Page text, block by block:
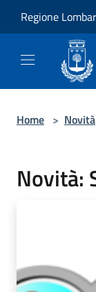
Regione
Home > Novità
Novità: